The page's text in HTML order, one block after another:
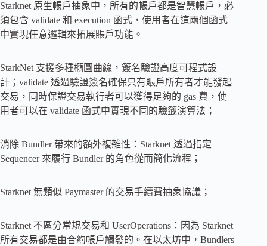
Starknet 原生帳戶抽象中，所有的帳戶都是智慧帳戶，必
須包含 validate 和 execution 函式，使用者在這兩個函式
中實現任意邏輯來拓展賬戶功能。
StarkNet 支援多種橢圓曲線，簽名驗證高度可程式設
計；validate 透過驗證簽名確保只有賬戶所有者才能發起
交易，同時保證交易執行者可以獲得足夠的 gas 費，使
用者可以在 validate 函式中實現不同的驗籤演算法；
消除 Bundler 帶來的額外複雜性：Starknet 透過指定
Sequencer 來履行 Bundler 的角色從而簡化流程；
Starknet 無類似 Paymaster 的交易手續費抽象協議；
Starknet 不區分常規交易和 UserOperations：因為 Starknet
所有交易都是由合約帳戶觸發的。在以太坊中，Bundlers